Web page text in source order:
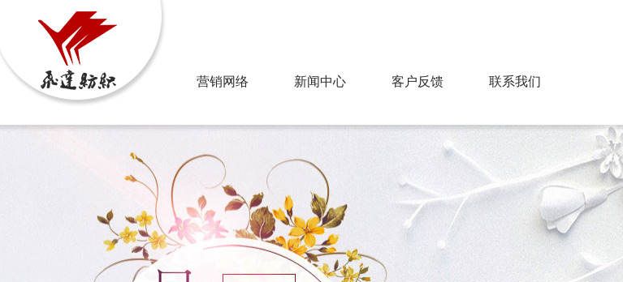
营销网络 新闻中心 客户反馈 联系我们